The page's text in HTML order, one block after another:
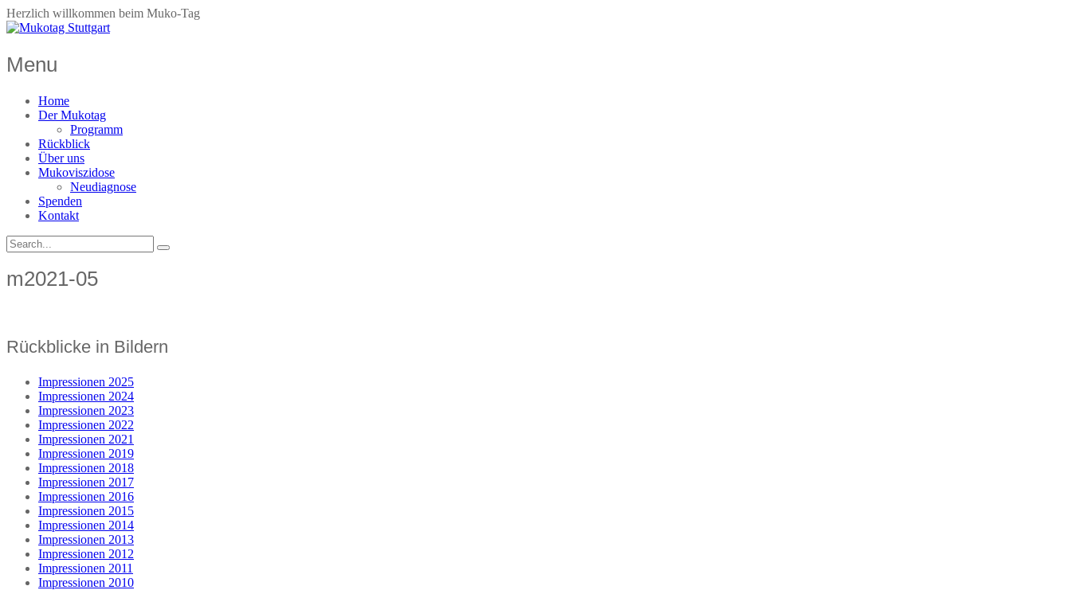
Herzlich willkommen beim Muko-Tag
Menu
Home
Der Mukotag
Programm
Rückblick
Über uns
Mukoviszidose
Neudiagnose
Spenden
Kontakt
m2021-05
Rückblicke in Bildern
Impressionen 2025
Impressionen 2024
Impressionen 2023
Impressionen 2022
Impressionen 2021
Impressionen 2019
Impressionen 2018
Impressionen 2017
Impressionen 2016
Impressionen 2015
Impressionen 2014
Impressionen 2013
Impressionen 2012
Impressionen 2011
Impressionen 2010